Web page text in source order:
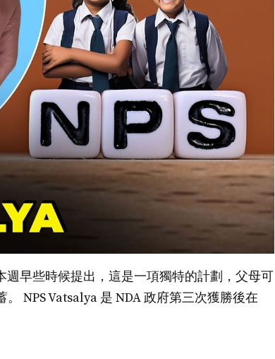
週早些時候提出，這是一項獨特的計劃，父母可
NPS Vatsalya 是 NDA 政府第三次獲勝後在